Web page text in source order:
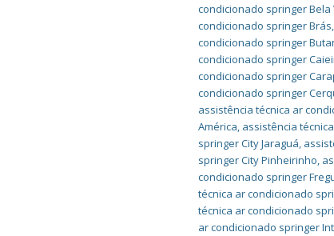
condicionado springer Bela
condicionado springer Brás,
condicionado springer
condicionado springer
condicionado springer
condicionado springer
assistência técnica ar
América, assistência
springer City Jaraguá,
springer City Pinheirinho,
condicionado springer
técnica ar condicionado
técnica ar condicionado
ar condicionado springer